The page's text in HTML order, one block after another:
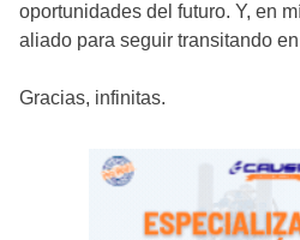
oportunidades del futuro. Y, en
aliado para seguir transitando
Gracias, infinitas.